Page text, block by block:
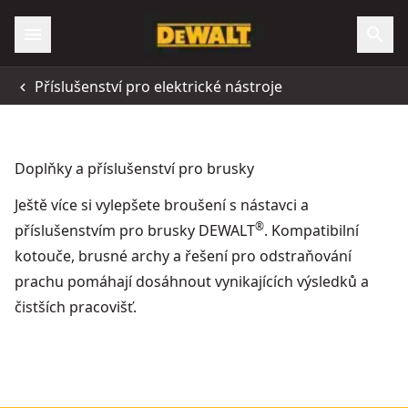
Příslušenství pro elektrické nástroje
Doplňky a příslušenství pro brusky
Ještě více si vylepšete broušení s nástavci a
příslušenstvím pro brusky DEWALT®. Kompatibilní
kotouče, brusné archy a řešení pro odstraňování
prachu pomáhají dosáhnout vynikajících výsledků a
čistších pracovišť.